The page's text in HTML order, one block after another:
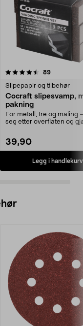
89
Slipepapir og tilbehør
Cocraft slipesvamp,
pakning
For metall, tre og maling
seg etter overflaten og
39,90
Legg i handlekurv
5.0 av 5 stjerner